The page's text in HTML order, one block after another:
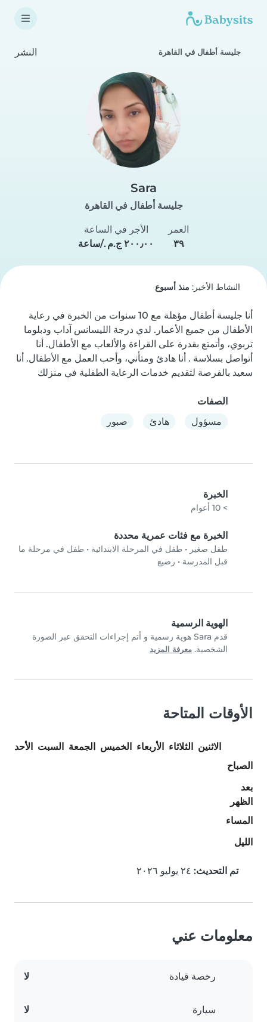
جليسة أطفال في القاهرة النشر
Sara
جليسة أطفال في القاهرة
العمر
٣٩
الأجر في الساعة
النشاط الأخير: منذ أسبوع
سعيد بالفرصة لتقديم خدمات الرعاية الطفلية في منزلك
الصفات
مسؤول
هادئ صبور
الخبرة
> 10 أعوام
الخبرة مع فئات عمرية محددة
طفل صغير • طفل في المرحلة الابتدائية • طفل في مرحلة ما
قبل المدرسة • رضيع
الهوية الرسمية
قدم Sara هوية رسمية و أتم إجراءات التحقق عبر الصورة
الشخصية. معرفة المزيد
الأوقات المتاحة
الاثنين الثلاثاء الأربعاء الخميس الجمعة السبت
الأحد
الصباح
بعد
الظهر
المساء
الليل
تم التحديث:
معلومات عني
رخصة قيادة لا
سيارة لا